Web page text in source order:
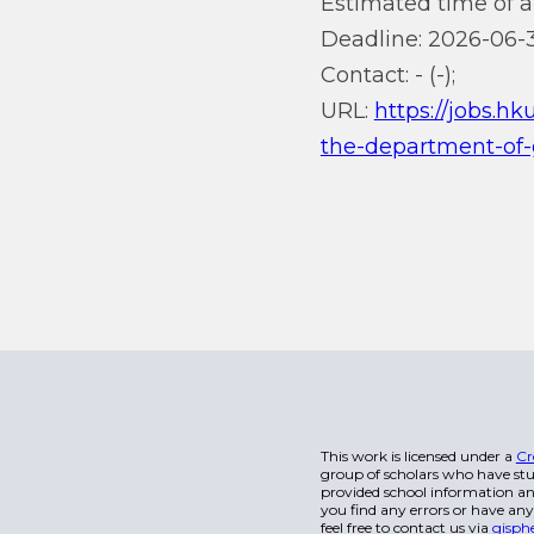
Deadline: 2026-06-
Contact: - (-);
URL: https://
the-department-
This work is licensed under a
group of scholars who have
provided school information
you find any errors or have
feel free to contact us via